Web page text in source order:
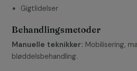
Gigtlidelser
Behandlingsmetoder
Manuelle teknikker: Mobilisering,
bløddelsbehandling.